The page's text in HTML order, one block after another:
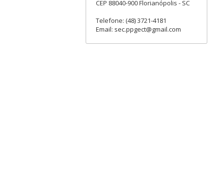
CEP 88040-900 Florianópolis - SC
Telefone: (48) 3721-4181
Email: sec.ppgect@gmail.com